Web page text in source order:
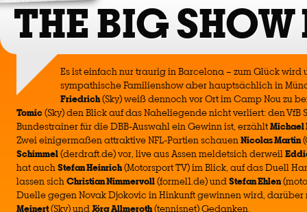
THE BIG
Es ist einfach nur traurig in Barcelona – zum Glück wird
sympathische Familienshow aber hauptsächlich in
Friedrich(Sky) weiß dennoch vor Ort im Camp Nou zu
Tomic(Sky) den Blick auf das Naheliegende nicht verliert: den VfB
Bundestrainer für die DBB-Auswahl ein Gewinn ist, erzähltMichael
Zwei einigermaßen attraktive NFL-Partien schauenNicolas Martin
Schimmel(derdraft.de) vor, live aus Assen meldetsich derweil
hat auchStefan Heinrich(Motorsport TV) im Blick, auf das Duell
lassen sichChristian Nimmervoll(formel1.de) undStefan Ehlen
Duelle gegen Novak Djokovic in Hinkunft gewinnen wird,
Meinert(Sky) undJörg Allmeroth(tennisnet) Gedanken.